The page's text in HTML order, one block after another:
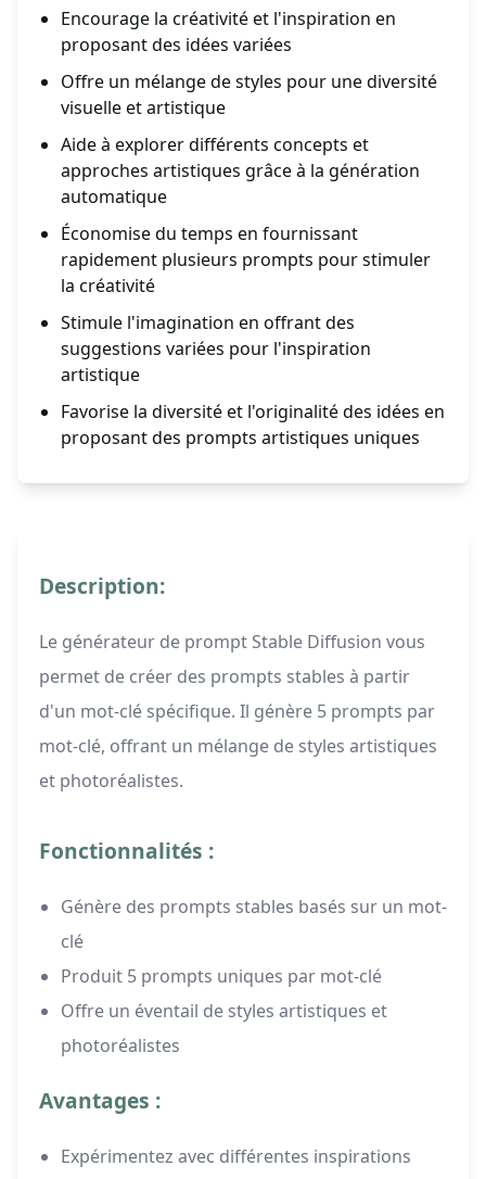
Encourage la créativité et l'inspiration en
proposant des idées variées
Offre un mélange de styles pour une diversité
visuelle et artistique
Aide à explorer différents concepts et
approches artistiques grâce à la génération
automatique
Économise du temps en fournissant
rapidement plusieurs prompts pour stimuler
la créativité
Stimule l'imagination en offrant des
suggestions variées pour l'inspiration
artistique
Favorise la diversité et l'originalité des idées en
proposant des prompts artistiques uniques
Description:
Le générateur de prompt Stable Diffusion vous
permet de créer des prompts stables à partir
d'un mot-clé spécifique. Il génère 5 prompts par
mot-clé, offrant un mélange de styles artistiques
et photoréalistes.
Fonctionnalités :
Génère des prompts stables basés sur un mot-
clé
Produit 5 prompts uniques par mot-clé
Offre un éventail de styles artistiques et
photoréalistes
Avantages :
Expérimentez avec différentes inspirations